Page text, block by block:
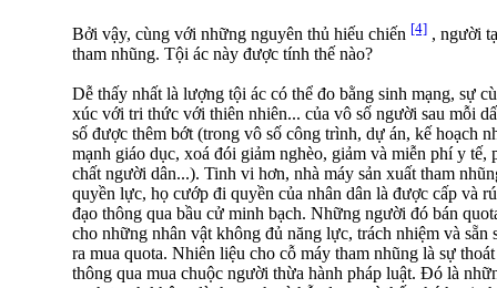
Bởi vậy, cùng với những nguyên thủ hiếu chiến [4] , người
tham nhũng. Tội ác này được tính thế nào?
Dễ thấy nhất là lượng tội ác có thể đo bằng sinh mạng, sự
xúc với tri thức với thiên nhiên... của vô số người sau mỗi
số được thêm bớt (trong vô số công trình, dự án, kế hoạch
mạnh giáo dục, xoá đói giảm nghèo, giảm và miễn phí y tế,
chất người dân...). Tinh vi hơn, nhà máy sản xuất tham
quyền lực, họ cướp đi quyền của nhân dân là được cấp và
đạo thông qua bầu cử minh bạch. Những người đó bán
cho những nhân vật không đủ năng lực, trách nhiệm và sẵn
ra mua quota. Nhiên liệu cho cỗ máy tham nhũng là sự
thông qua mua chuộc người thừa hành pháp luật. Đó là